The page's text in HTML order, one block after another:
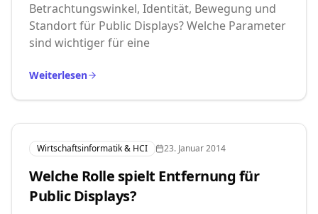
Betrachtungswinkel, Identität, Bewegung und
Standort für Public Displays? Welche Parameter
sind wichtiger für eine
Weiterlesen
Wirtschaftsinformatik & HCI 23. Januar 2014
Welche Rolle spielt Entfernung für
Public Displays?